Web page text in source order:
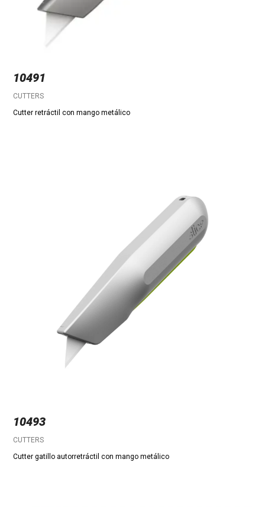
10491
CUTTERS
Cutter retráctil con mango metálico
10493
CUTTERS
Cutter gatillo autorretráctil con mango metálico